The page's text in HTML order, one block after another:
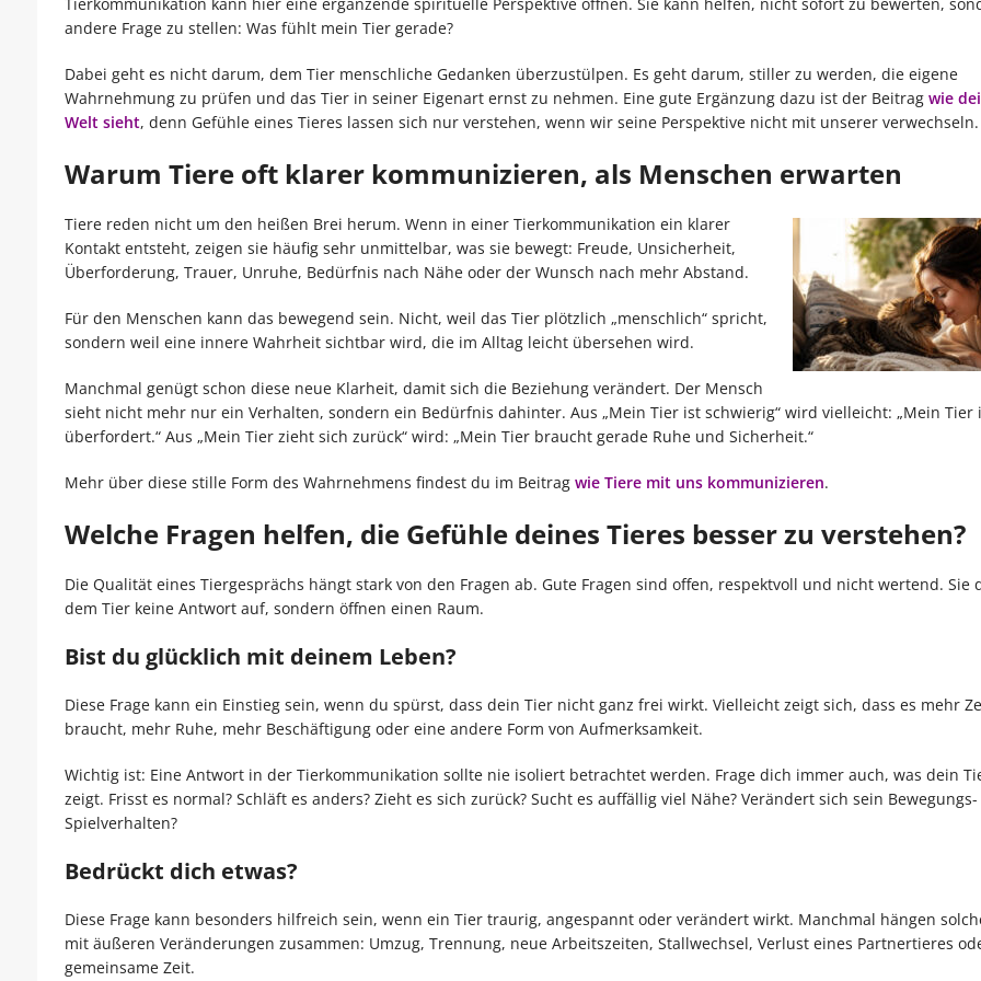
Tierkommunikation kann hier eine ergänzende spirituelle Perspektive öffnen. Sie kann helfen, nicht sofort zu bewerten,
andere Frage zu stellen: Was fühlt mein Tier gerade?
Dabei geht es nicht darum, dem Tier menschliche Gedanken überzustülpen. Es geht darum, stiller zu werden, die eigene
Wahrnehmung zu prüfen und das Tier in seiner Eigenart ernst zu nehmen. Eine gute Ergänzung dazu ist der Beitrag wie
Welt sieht, denn Gefühle eines Tieres lassen sich nur verstehen, wenn wir seine Perspektive nicht mit unserer verwechseln.
Warum Tiere oft klarer kommunizieren, als Menschen erwarten
Tiere reden nicht um den heißen Brei herum. Wenn in einer Tierkommunikation ein klarer
Kontakt entsteht, zeigen sie häufig sehr unmittelbar, was sie bewegt: Freude, Unsicherheit,
Überforderung, Trauer, Unruhe, Bedürfnis nach Nähe oder der Wunsch nach mehr Abstand.
Für den Menschen kann das bewegend sein. Nicht, weil das Tier plötzlich „menschlich“ spricht,
sondern weil eine innere Wahrheit sichtbar wird, die im Alltag leicht übersehen wird.
Manchmal genügt schon diese neue Klarheit, damit sich die Beziehung verändert. Der Mensch
sieht nicht mehr nur ein Verhalten, sondern ein Bedürfnis dahinter. Aus „Mein Tier ist schwierig“ wird vielleicht: „Mein Tier
überfordert.“ Aus „Mein Tier zieht sich zurück“ wird: „Mein Tier braucht gerade Ruhe und Sicherheit.“
Mehr über diese stille Form des Wahrnehmens findest du im Beitrag wie Tiere mit uns kommunizieren.
Welche Fragen helfen, die Gefühle deines Tieres besser zu verstehen?
Die Qualität eines Tiergesprächs hängt stark von den Fragen ab. Gute Fragen sind offen, respektvoll und nicht wertend. Sie
dem Tier keine Antwort auf, sondern öffnen einen Raum.
Bist du glücklich mit deinem Leben?
Diese Frage kann ein Einstieg sein, wenn du spürst, dass dein Tier nicht ganz frei wirkt. Vielleicht zeigt sich, dass es mehr
braucht, mehr Ruhe, mehr Beschäftigung oder eine andere Form von Aufmerksamkeit.
Wichtig ist: Eine Antwort in der Tierkommunikation sollte nie isoliert betrachtet werden. Frage dich immer auch, was dein
zeigt. Frisst es normal? Schläft es anders? Zieht es sich zurück? Sucht es auffällig viel Nähe? Verändert sich sein
Spielverhalten?
Bedrückt dich etwas?
Diese Frage kann besonders hilfreich sein, wenn ein Tier traurig, angespannt oder verändert wirkt. Manchmal hängen
mit äußeren Veränderungen zusammen: Umzug, Trennung, neue Arbeitszeiten, Stallwechsel, Verlust eines Partnertieres
gemeinsame Zeit.